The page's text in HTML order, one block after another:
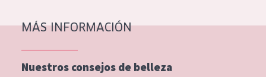
Piel madura
Piel menopáusica
MÁS INFORMACIÓN
Nuestros consejos de belleza